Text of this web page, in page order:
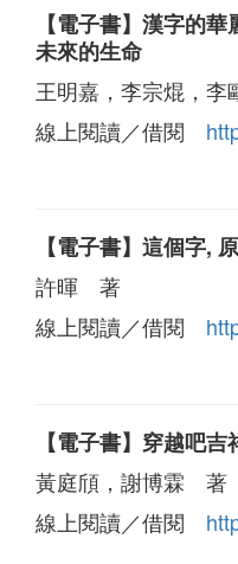
【電子書】漢字的
未來的生命
王明嘉，李宗焜，
線上閱讀／借閱
【電子書】這個字,
許暉 著
線上閱讀／借閱
【電子書】穿越吧
黃庭頎，謝博霖 著
線上閱讀／借閱